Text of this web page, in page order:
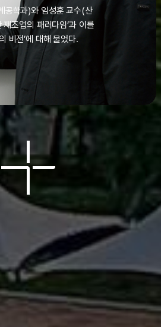
공학과)와 임성훈 교수(산
조업의 패러다임’과 이를
비전’에 대해 물었다.